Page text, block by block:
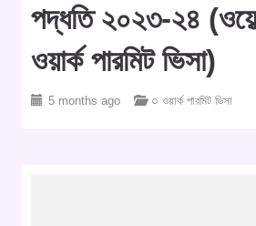
পদ্ধতি ২০২৩-২৪
ওয়ার্ক পারমিট ভিসা)
5 months ago ○ ওয়ার্ক পারমিট ভিসা